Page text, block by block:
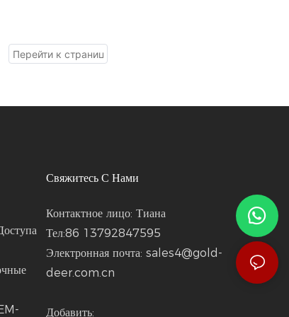
деревянную и
черепицу.
рукояткой
и нагрузку на
Прочное лезвие
сколам при
гвоздей, а
стабильную работу
Свяжитесь С Нами
Контактное лицо: Тиана
Тел:86 13792847595
Электронная почта: sales4@gold-
deer.com.cn
Добавить: